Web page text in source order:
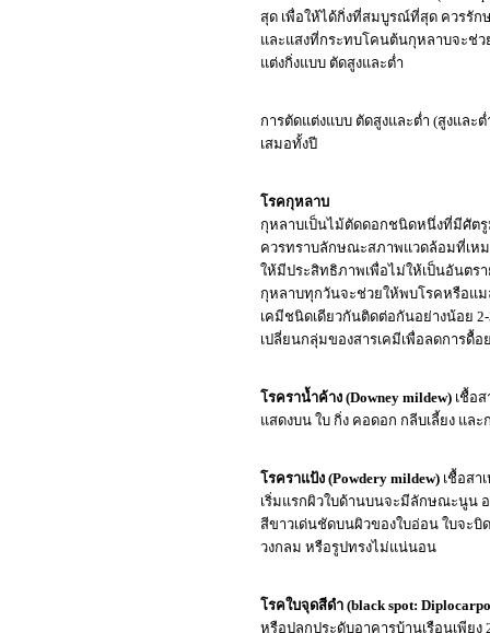
สุด เพื่อให้ได้กิ่งที่สมบูรณ์ที่สุด ควรรัก
และแสงที่กระทบโคนต้นกุหลาบจะช่ว
แต่งกิ่งแบบ ตัดสูงและต่ำ
การตัดแต่งแบบ ตัดสูงและต่ำ (สูงและ
เสมอทั้งปี
โรคกุหลาบ
กุหลาบเป็นไม้ตัดดอกชนิดหนึ่งที่มีศัต
ควรทราบลักษณะสภาพแวดล้อมที่เหม
ให้มีประสิทธิภาพเพื่อไม่ให้เป็นอันตร
กุหลาบทุกวันจะช่วยให้พบโรคหรือแม
เคมีชนิดเดียวกันติดต่อกันอย่างน้อย
เปลี่ยนกลุ่มของสารเคมีเพื่อลดการดื้อ
โรคราน้ำค้าง (Downey mildew) เชื้อ
แสดงบน ใบ กิ่ง คอดอก กลีบเลี้ยง แล
โรคราแป้ง (Powdery mildew) เชื้อสา
เริ่มแรกผิวใบด้านบนจะมีลักษณะนูน
สีขาวเด่นชัดบนผิวของใบอ่อน ใบจะบิ
วงกลม หรือรูปทรงไม่แน่นอน
โรคใบจุดสีดำ (black spot:
หรือปลูกประดับอาคารบ้านเรือนเพียง